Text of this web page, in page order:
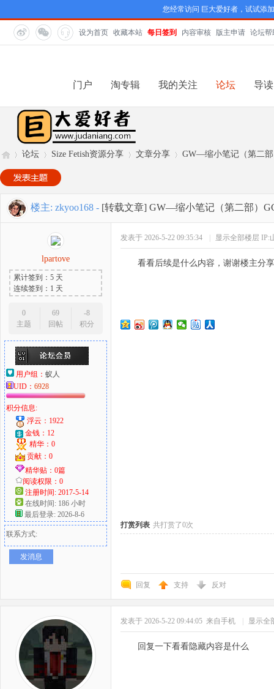
您经常访问 巨大爱好者，试试添
设为首页 收藏本站 每日签到 内容审核 版主申请 论坛帮
门户 淘专辑 我的关注 论坛 导读
巨
爱
»
论坛
›
Size Fetish资源分享
›
文章分享
›
GW—缩小笔记（第二部
楼主: zkyoo168 - [转载文章] GW—缩小笔记（第二部）
lpartove
累计签到：5 天
连续签到：1 天
0
主题
69
回帖
-8
积分
用户组： 蚁人
UID： 6928
积分信息:
浮云：1922
金钱：12
精华：0
贡献：0
精华贴：0篇
阅读权限：0
注册时间: 2017-5-14
在线时间: 186 小时
最后登录: 2026-8-6
联系方式:
发消息
发表于 2026-5-22 09:35:34 显示全部楼层 IP:
看看后续是什么内容，谢谢楼主分享
打赏列表 共打赏了0次
回复 支持 反对
发表于 2026-5-22 09:44:05 来自手机 显示全
回复一下看看隐藏内容是什么